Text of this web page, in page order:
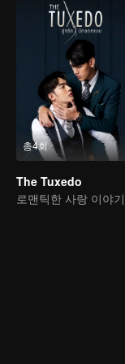
총4회
The Tuxedo
로맨틱한 사랑 이야기